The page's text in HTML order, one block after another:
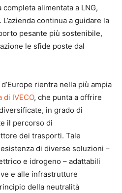
completa alimentata a LNG,
continua a guidare la
pesante più sostenibile,
le sfide poste dal
rientra nella più ampia
IVECO, che punta a offrire
in grado di
il percorso di
dei trasporti. Tale
di diverse soluzioni –
e idrogeno – adattabili
e alle infrastrutture
della neutralità